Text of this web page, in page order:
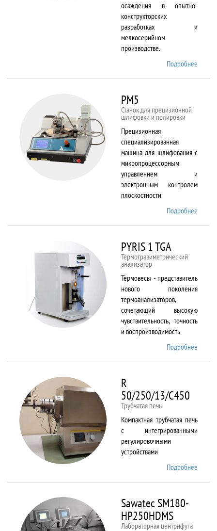
осаждения в опытно-
конструкторских
разработках и
мелкосерийном
производстве.
Подробнее
PM5
Станок для прецизионной
шлифовки и полировки
Прецизионная
специализированная
машина для шлифования с
микропроцессорным
управлением и
электронным контролем
плоскостности
Подробнее
PYRIS 1 TGA
Термогравиметрический
анализатор
Термовесы - представитель
нового поколения
термоанализаторов,
сочетающий высокую
чувствительность, точность
и воспроизводимость
Подробнее
R
50/250/13/C450
Трубчатая печь
Компактная трубчатая печь
с интегрированными
регулировочными
устройствами
Подробнее
Sawatec SM180-
HP250HDMS
Лабораторная центрифуга